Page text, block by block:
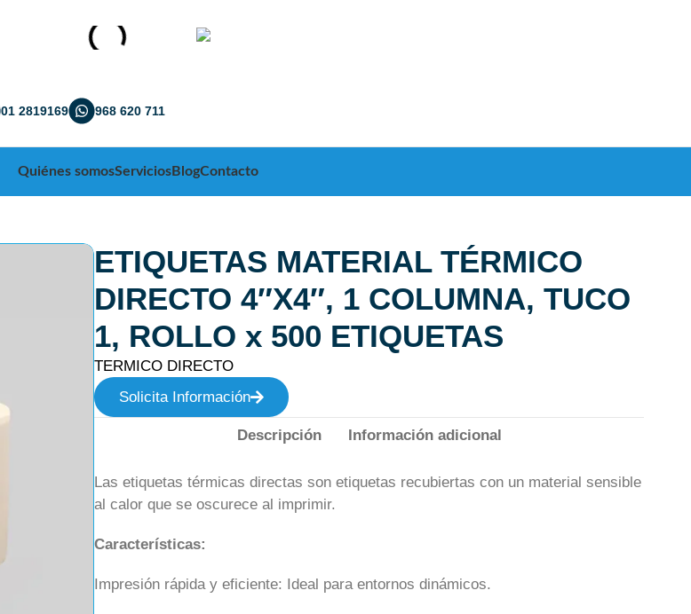
01 2819169 968 620 711
Quiénes somosServiciosBlogContacto
ETIQUETAS MATERIAL TÉRMICO
DIRECTO 4″X4″, 1 COLUMNA, TUCO
1, ROLLO x 500 ETIQUETAS
TERMICO DIRECTO
Solicita Información
Descripción Información adicional
Las etiquetas térmicas directas son etiquetas recubiertas con un material sensible
al calor que se oscurece al imprimir.
Características:
Impresión rápida y eficiente: Ideal para entornos dinámicos.